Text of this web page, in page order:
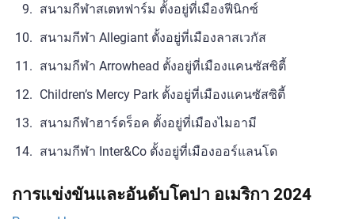
สนามกีฬาสเตทฟาร์ม ตั้งอยู่ที่เมืองฟีนิกซ์
สนามกีฬา Allegiant ตั้งอยู่ที่เมืองลาสเวกัส
สนามกีฬา Arrowhead ตั้งอยู่ที่เมืองแคนซัสซิตี้
Children’s Mercy Park ตั้งอยู่ที่เมืองแคนซัสซิตี้
สนามกีฬาฮาร์ดร็อค ตั้งอยู่ที่เมืองไมอามี
สนามกีฬา Inter&Co ตั้งอยู่ที่เมืองออร์แลนโด
การแข่งขันและอันดับโคปา อเมริกา 2024